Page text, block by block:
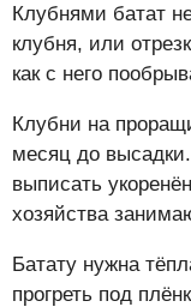
Клубнями батат
клубня, или
как с него
Клубни на
месяц до
выписать
хозяйства
Батату нужна
прогреть под